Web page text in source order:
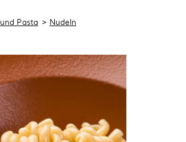
Pasta Nudeln